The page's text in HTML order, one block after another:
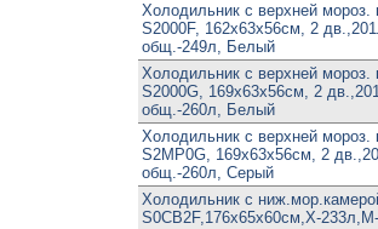
Холодильник с верхней
S2000F, 162х63х56см, 2
общ.-249л, Белый
Холодильник с верхней
S2000G, 169х63х56см, 2
общ.-260л, Белый
Холодильник с верхней
S2MP0G, 169х63х56см, 2
общ.-260л, Серый
Холодильник с
S0CB2F,176х65х60см,Х-